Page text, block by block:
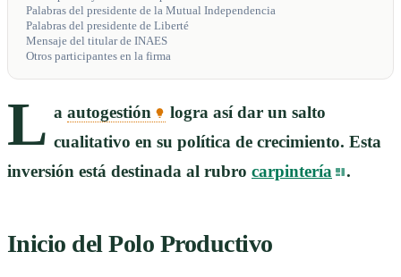
Palabras del presidente de la Mutual Independencia
Palabras del presidente de Liberté
Mensaje del titular de INAES
Otros participantes en la firma
L a autogestión
logra así dar un salto
cualitativo en su política de crecimiento. Esta
inversión está destinada al rubro carpintería .
Inicio del Polo Productivo